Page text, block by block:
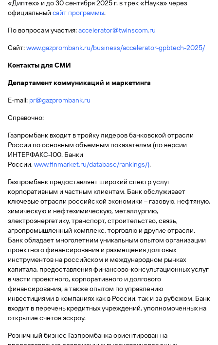
«Диптех» и до 30 сентября 2025 г. в трек «Наука» через
официальный сайт программы.
По вопросам участия:accelerator@twinscom.ru
Сайт:www.gazprombank.ru/business/accelerator-gpbtech-2025/
Контакты для СМИ
Департамент коммуникаций и маркетинга
E-mail: pr@gazprombank.ru
Справочно:
Газпромбанк входит в тройку лидеров банковской отрасли
России по основным объемным показателям (по версии
ИНТЕРФАКС-100. Банки
России, www.finmarket.ru/database/rankings/).
Газпромбанк предоставляет широкий спектр услуг
корпоративным и частным клиентам. Банк обслуживает
ключевые отрасли российской экономики – газовую, нефтяную,
химическую и нефтехимическую, металлургию,
электроэнергетику, транспорт, строительство, связь,
агропромышленный комплекс, торговлю и другие отрасли.
Банк обладает многолетним уникальным опытом организации
проектного финансирования и размещения долговых
инструментов на российском и международном рынках
капитала, предоставления финансово-консультационных услуг
в части проектного, корпоративного и долгового
финансирования, а также опытом по управлению
инвестициями в компаниях как в России, так и за рубежом. Банк
входит в перечень кредитных учреждений, уполномоченных на
открытие счетов эскроу.
Розничный бизнес Газпромбанка ориентирован на